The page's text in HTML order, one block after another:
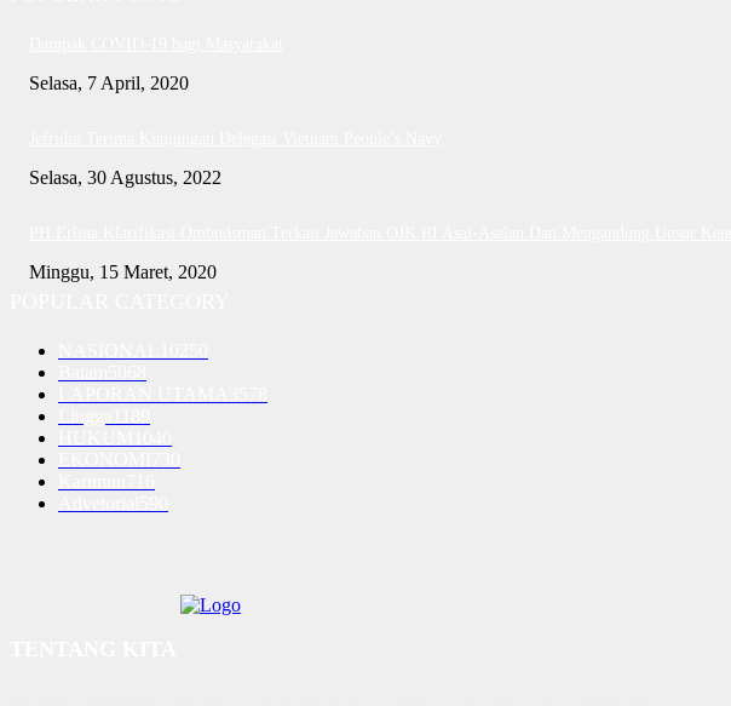
Selasa, 7 April, 2020
Selasa, 30 Agustus, 2022
Minggu, 15 Maret, 2020